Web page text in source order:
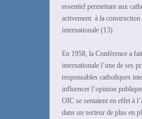
essentiel permettant aux
activement à la
internationale (13) .
En 1958, la Conférence a
internationale l’une de ses
responsables catholiques
influencer l’opinion
OIC se sentaient en effet à
dans un secteur de plus en